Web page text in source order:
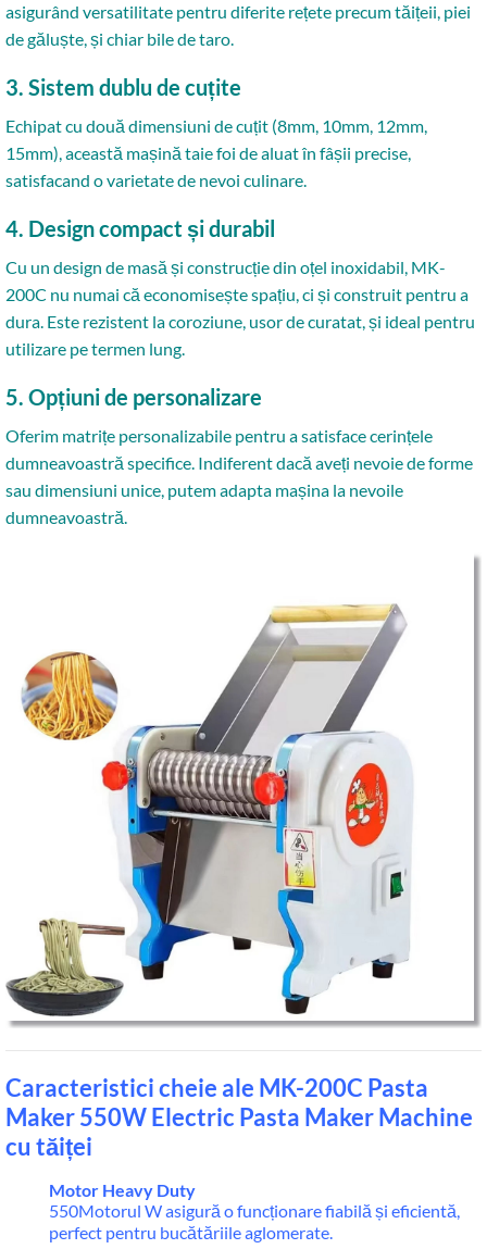
asigurând versatilitate pentru diferite rețete precum tăițeii, piei
de găluște, și chiar bile de taro.
3. Sistem dublu de cuțite
Echipat cu două dimensiuni de cuțit (8mm, 10mm, 12mm,
15mm), această mașină taie foi de aluat în fâșii precise,
satisfacand o varietate de nevoi culinare.
4. Design compact și durabil
Cu un design de masă și construcție din oțel inoxidabil, MK-
200C nu numai că economisește spațiu, ci și construit pentru a
dura. Este rezistent la coroziune, usor de curatat, și ideal pentru
utilizare pe termen lung.
5. Opțiuni de personalizare
Oferim matrițe personalizabile pentru a satisface cerințele
dumneavoastră specifice. Indiferent dacă aveți nevoie de forme
sau dimensiuni unice, putem adapta mașina la nevoile
dumneavoastră.
Caracteristici cheie ale MK-200C Pasta
Maker 550W Electric Pasta Maker Machine
cu tăiței
Motor Heavy Duty
550Motorul W asigură o funcționare fiabilă și eficientă,
perfect pentru bucătăriile aglomerate.